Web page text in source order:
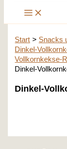
Start
Snacks
Dinkel-
Vollkornkekse-
Dinkel-
Dinkel-